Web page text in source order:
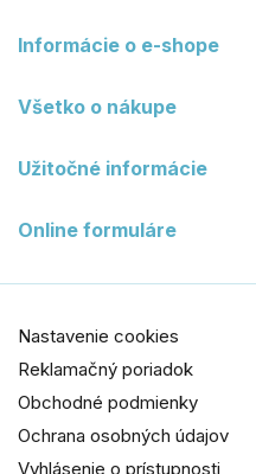
Informácie o e-shope
Všetko o nákupe
Užitočné informácie
Online formuláre
Nastavenie cookies
Reklamačný poriadok
Obchodné podmienky
Ochrana osobných údajov
Vyhlásenie o prístupnosti